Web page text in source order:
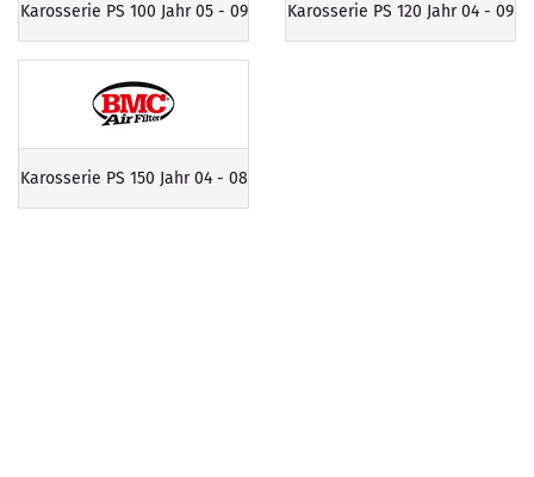
Karosserie PS 100 Jahr 05 - 09 Karosserie PS 120 Jahr 04 - 09
Karosserie PS 150 Jahr 04 - 08